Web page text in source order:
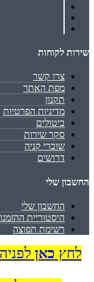
שירות לקוחות
צרו קשר
מפת האתר
תקנון
מדיניות הפרטיות
ביטולים
סקר שירות
שוברי קניה
דרושים
החשבון שלי
החשבון שלי
היסטוריית
רשימת תפוצה
לחץ כאן